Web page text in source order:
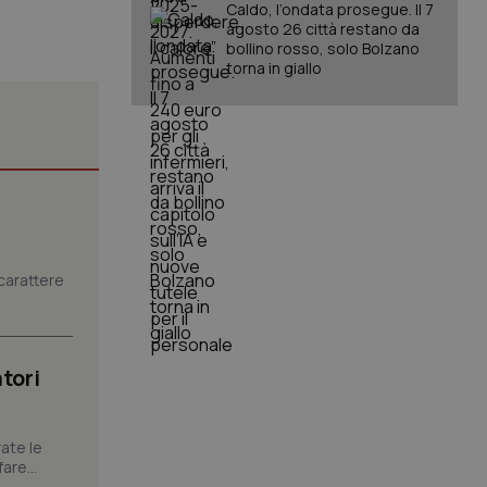
le
Caldo, l’ondata prosegue. Il 7
agosto 26 città restano da
bollino rosso, solo Bolzano
torna in giallo
memorizzare le
e
che le loro
future.
Cookie-
che il banner